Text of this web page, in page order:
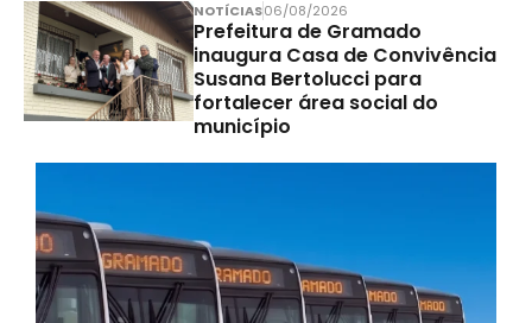
NOTÍCIAS06/08/2026
Prefeitura de Gramado
inaugura Casa de Convivência
Susana Bertolucci para
fortalecer área social do
município